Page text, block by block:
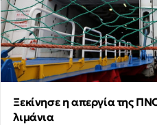
Ξεκίνησε η απεργία της
λιμάνια